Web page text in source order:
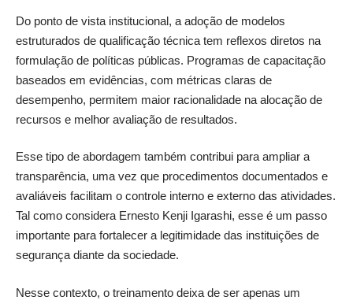
Do ponto de vista institucional, a adoção de modelos
estruturados de qualificação técnica tem reflexos diretos na
formulação de políticas públicas. Programas de capacitação
baseados em evidências, com métricas claras de
desempenho, permitem maior racionalidade na alocação de
recursos e melhor avaliação de resultados.
Esse tipo de abordagem também contribui para ampliar a
transparência, uma vez que procedimentos documentados e
avaliáveis facilitam o controle interno e externo das atividades.
Tal como considera Ernesto Kenji Igarashi, esse é um passo
importante para fortalecer a legitimidade das instituições de
segurança diante da sociedade.
Nesse contexto, o treinamento deixa de ser apenas um